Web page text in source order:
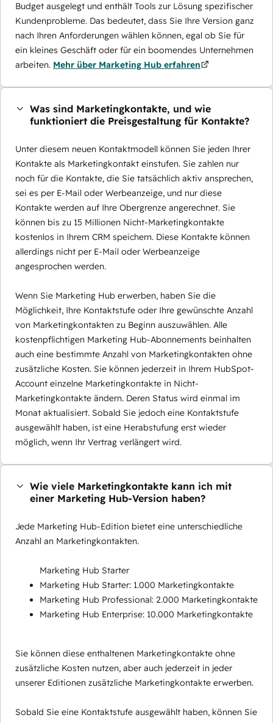
Budget ausgelegt und enthält Tools zur Lösung spezifischer
Kundenprobleme. Das bedeutet, dass Sie Ihre Version ganz
nach Ihren Anforderungen wählen können, egal ob Sie für
ein kleines Geschäft oder für ein boomendes Unternehmen
arbeiten. Mehr über Marketing Hub erfahren
Was sind Marketingkontakte, und wie
funktioniert die Preisgestaltung für Kontakte?
Unter diesem neuen Kontaktmodell können Sie jeden Ihrer
Kontakte als Marketingkontakt einstufen. Sie zahlen nur
noch für die Kontakte, die Sie tatsächlich aktiv ansprechen,
sei es per E-Mail oder Werbeanzeige, und nur diese
Kontakte werden auf Ihre Obergrenze angerechnet. Sie
können bis zu 15 Millionen Nicht-Marketingkontakte
kostenlos in Ihrem CRM speichern. Diese Kontakte können
allerdings nicht per E-Mail oder Werbeanzeige
angesprochen werden.
Wenn Sie Marketing Hub erwerben, haben Sie die
Möglichkeit, Ihre Kontaktstufe oder Ihre gewünschte Anzahl
von Marketingkontakten zu Beginn auszuwählen. Alle
kostenpflichtigen Marketing Hub-Abonnements beinhalten
auch eine bestimmte Anzahl von Marketingkontakten ohne
zusätzliche Kosten. Sie können jederzeit in Ihrem HubSpot-
Account einzelne Marketingkontakte in Nicht-
Marketingkontakte ändern. Deren Status wird einmal im
Monat aktualisiert. Sobald Sie jedoch eine Kontaktstufe
ausgewählt haben, ist eine Herabstufung erst wieder
möglich, wenn Ihr Vertrag verlängert wird.
Wie viele Marketingkontakte kann ich mit
einer Marketing Hub-Version haben?
Jede Marketing Hub-Edition bietet eine unterschiedliche
Anzahl an Marketingkontakten.
Marketing Hub Starter
Marketing Hub Starter: 1.000 Marketingkontakte
Marketing Hub Professional: 2.000 Marketingkontakte
Marketing Hub Enterprise: 10.000 Marketingkontakte
Sie können diese enthaltenen Marketingkontakte ohne
zusätzliche Kosten nutzen, aber auch jederzeit in jeder
unserer Editionen zusätzliche Marketingkontakte erwerben.
Sobald Sie eine Kontaktstufe ausgewählt haben, können Sie